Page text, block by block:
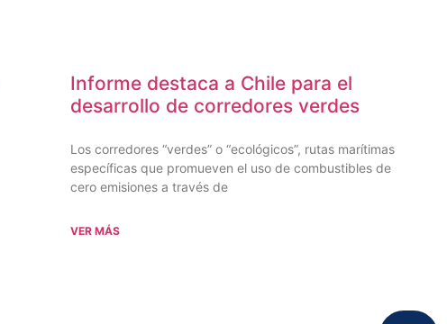
Informe destaca a Chile para el
desarrollo de corredores verdes
Los corredores “verdes” o “ecológicos”, rutas marítimas
específicas que promueven el uso de combustibles de
cero emisiones a través de
VER MÁS